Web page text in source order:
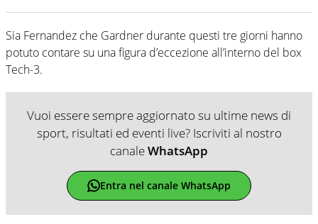
Sia Fernandez che Gardner durante questi tre giorni hanno
potuto contare su una figura d’eccezione all’interno del box
Tech-3.
Vuoi essere sempre aggiornato su ultime news di
sport, risultati ed eventi live? Iscriviti al nostro
canaleWhatsApp
Entra nel canale WhatsApp